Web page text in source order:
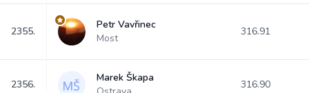
2355.
Petr Vavřinec
Most
316.91
2356.
Marek Škapa
316.90